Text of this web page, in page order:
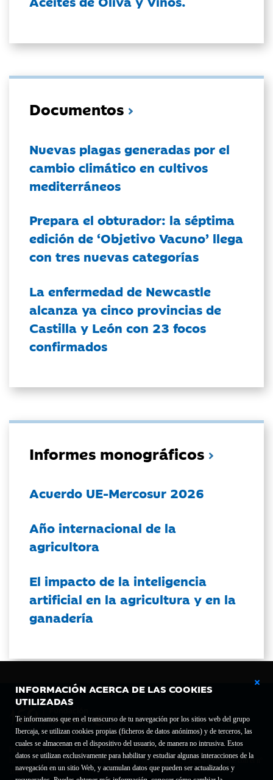
INFORMACIÓN ACERCA DE LAS COOKIES
UTILIZADAS
Te informamos que en el transcurso de tu navegación por los sitios web del grupo
Ibercaja, se utilizan cookies propias (ficheros de datos anónimos) y de terceros, las
cuales se almacenan en el dispositivo del usuario, de manera no intrusiva. Estos
datos se utilizan exclusivamente para habilitar y estudiar algunas interacciones de la
navegación en un sitio Web, y acumulan datos que pueden ser actualizados y
Documentos
Nuevas plagas generadas por el
cambio climático en cultivos
mediterráneos
Prepara el obturador: la séptima
edición de ‘Objetivo Vacuno’ llega
con tres nuevas categorías
La enfermedad de Newcastle
alcanza ya cinco provincias de
Castilla y León con 23 focos
confirmados
Informes monográficos
Acuerdo UE-Mercosur 2026
Año internacional de la
agricultora
El impacto de la inteligencia
artificial en la agricultura y en la
ganadería
Fundación Bancaria Ibercaja C.I.F. G-50000652.
Inscrita en el Registro de Fundaciones del Mº de Educación, Cultura y Deporte con el nº
1689.